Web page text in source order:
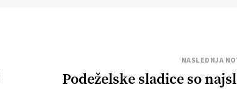
NASLEDNJA
Podeželske sladice so